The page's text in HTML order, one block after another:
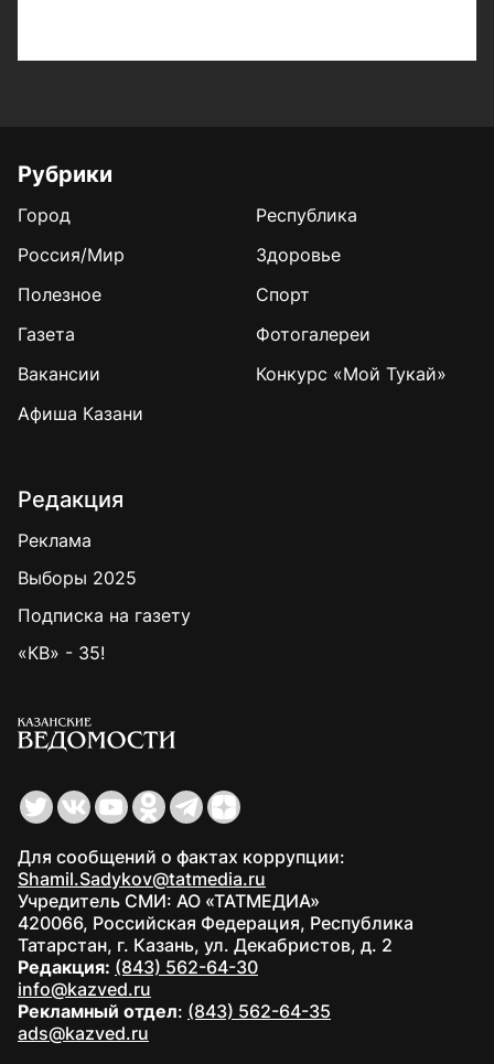
Рубрики
Город
Республика
Россия/Мир
Здоровье
Полезное
Спорт
Газета
Фотогалереи
Вакансии
Конкурс «Мой Тукай»
Афиша Казани
Редакция
Реклама
Выборы 2025
Подписка на газету
«КВ» - 35!
Для сообщений о фактах коррупции:
Shamil.Sadykov@tatmedia.ru
Учредитель СМИ: АО «ТАТМЕДИА»
420066, Российская Федерация, Республика
Татарстан, г. Казань, ул. Декабристов, д. 2
Редакция: (843) 562-64-30
info@kazved.ru
Рекламный отдел: (843) 562-64-35
ads@kazved.ru